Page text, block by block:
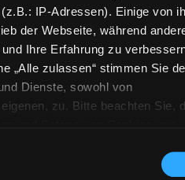
IP-Adressen). Einige von
der Webseite, während
Ihre Erfahrung zu
„Alle zulassen“ stimmen Sie
Dienste, sowohl von
zu. Bitte beachten Sie,
ohne adäquates